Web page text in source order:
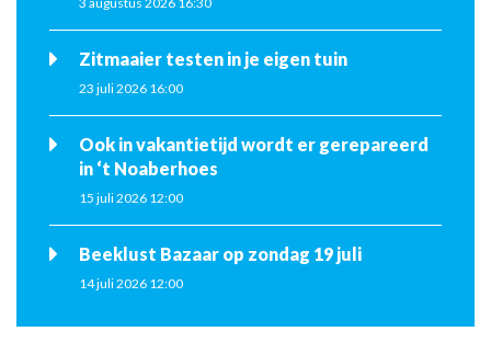
Zitmaaier testen in je eigen tuin
23 juli 2026 16:00
Ook in vakantietijd wordt er gerepareerd
in ‘t Noaberhoes
15 juli 2026 12:00
Beeklust Bazaar op zondag 19 juli
14 juli 2026 12:00